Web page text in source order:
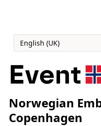
Norwegian
Copenhagen